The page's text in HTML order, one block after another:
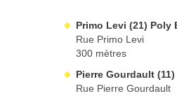
Primo Levi (21) Poly
Rue Primo Levi
300 mètres
Pierre Gourdault (11)
Rue Pierre Gourdault